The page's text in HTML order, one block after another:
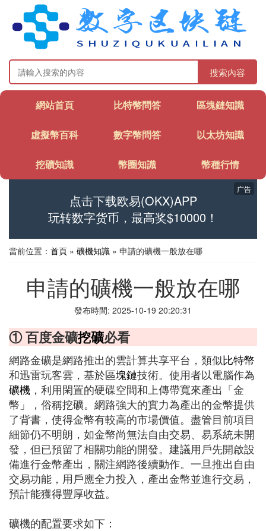
搜索內容
網站首頁 比特幣問答 區塊鏈知識
虛擬幣百科 數字幣問答 以太坊知識
挖礦知識 幣圈知識 幣種行情
点击下载欧易(OKX)APP
玩转数字货币，最高奖$10000！
广告
當前位置： 首頁 » 礦機知識 » 申請的礦機一般放在哪
申請的礦機一般放在哪
發布時間: 2025-10-19 20:20:31
① 百度金礦挖礦必看
網路金礦是網路推出的雲計算共享平台，類似比特幣
和迅雷玩客雲，基於區塊鏈技術。使用者以電腦作為
礦機 ，利用閑置的硬碟空間和上傳帶寬來產出「金
幣」，俗稱挖礦。網路強大的實力為產出的金幣提供
了背書，使得金幣有較高的市場價值。盡管目前項目
細節仍不明朗，如金幣尚無法自由交易、易系統未開
發，但已預留了相關功能的開發。建議用戶先開啟設
備進行金幣產出，關注網路後續動作。一旦推出自由
交易功能，用戶應全力投入，產出金幣並進行交易，
預計能獲得豐厚收益。
礦機的配置要求如下：